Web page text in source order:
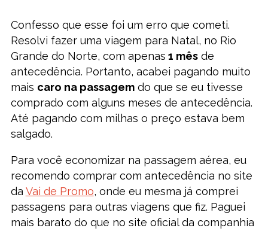
Confesso que esse foi um erro que cometi.
Resolvi fazer uma viagem para Natal, no Rio
Grande do Norte, com apenas 1 mêsde
antecedência. Portanto, acabei pagando muito
mais caro na passagemdo que se eu tivesse
comprado com alguns meses de antecedência.
Até pagando com milhas o preço estava bem
salgado.
Para você economizar na passagem aérea, eu
recomendo comprar com antecedência no site
da Vai de Promo, onde eu mesma já comprei
passagens para outras viagens que fiz. Paguei
mais barato do que no site oficial da companhia